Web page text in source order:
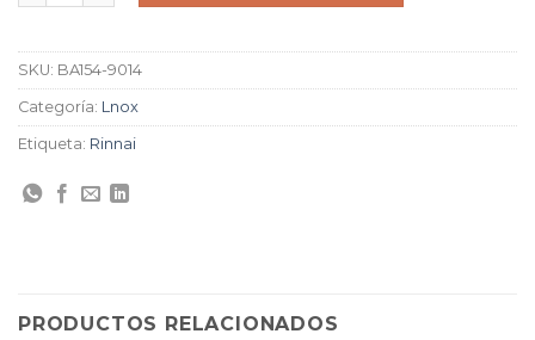
SKU: BA154-9014
Categoría: Lnox
Etiqueta: Rinnai
PRODUCTOS RELACIONADOS